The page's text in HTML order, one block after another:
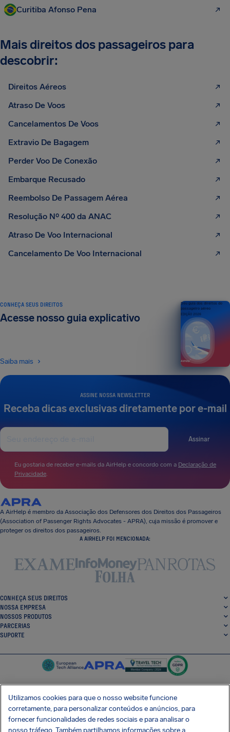
Curitiba Afonso Pena
Mais direitos dos passageiros para
descobrir:
Direitos Aéreos
Atraso De Voos
Cancelamentos De Voos
Extravio De Bagagem
Perder Voo De Conexão
Embarque Recusado
Reembolso De Passagem Aérea
Resolução Nº 400 da ANAC
Atraso De Voo Internacional
Cancelamento De Voo Internacional
ASSINE NOSSA NEWSLETTER
Receba dicas exclusivas diretamente por e-mail
Assinar
Eu gostaria de receber e-mails da AirHelp e concordo com a Declaração de
Privacidade.
CONHEÇA SEUS DIREITOS
Acesse nosso guia explicativo
Saiba mais
Seu guia dos direitos do
passageiro aéreo
EDIÇÃO 2026
A AirHelp é membro da Associação dos Defensores dos Direitos dos Passageiros
(Association of Passenger Rights Advocates - APRA), cuja missão é promover e
proteger os direitos dos passageiros.
A AIRHELP FOI MENCIONADA:
CONHEÇA SEUS DIREITOS
NOSSA EMPRESA
NOSSOS PRODUTOS
PARCERIAS
SUPORTE
SocialFacebook
SocialTwitter
SocialInstagram
SocialLinkedin
Utilizamos cookies para que o nosso website funcione
corretamente, para personalizar conteúdos e anúncios, para
fornecer funcionalidades de redes sociais e para analisar o
nosso tráfego. Também partilhamos informações sobre a